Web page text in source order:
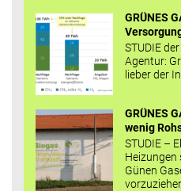
GRÜNES
STUDIE
Agentur:
lieber der
GRÜNES
wenig
STUDIE –
Heizungen
Günen